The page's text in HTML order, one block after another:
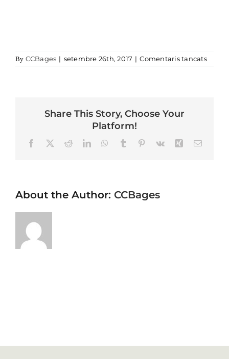
By CCBages | setembre 26th, 2017 | Comentaris tancatsa
Share This Story, Choose Your
Platform!
FacebookRedditLinkedInWhatsApp
TumblrPinterest
Vk XingEmail
About the Author: CCBages